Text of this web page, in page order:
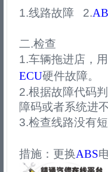
1.线路故障 2.
二.检查
1.车辆拖进店，
ECU硬件故障。
2.根据故障代码
障码或者系统进不
3.检查线路没有
措施：更换ABS